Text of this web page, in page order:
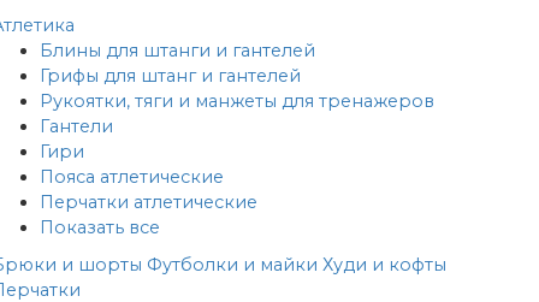
Блины для штанги и гантелей
Грифы для штанг и гантелей
Рукоятки, тяги и манжеты для тренажеров
Гантели
Гири
Пояса атлетические
Перчатки атлетические
Показать все
и шорты Футболки и майки Худи и кофты